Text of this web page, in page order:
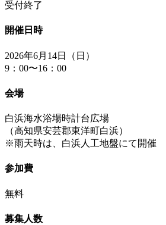
受付終了
開催日時
2026年6月14日（日）
9：00〜16：00
会場
白浜海水浴場時計台広場
（高知県安芸郡東洋町白浜）
※雨天時は、白浜人工地盤にて開催
参加費
無料
募集人数